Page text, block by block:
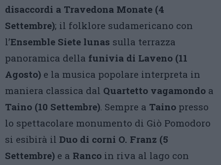
disaccordi a Travedona Monate (4
Settembre); il folklore sudamericano con
l’Ensemble Siete lunas sulla terrazza
panoramica della funivia di Laveno (11
Agosto) e la musica popolare interpreta in
maniera classica dal Quartetto vagamondo a
Taino (10 Settembre). Sempre a Taino presso
lo spettacolare monumento di Giò Pomodoro
si esibirà il Duo di corni O. Franz (5
Settembre) e a Ranco in riva al lago con